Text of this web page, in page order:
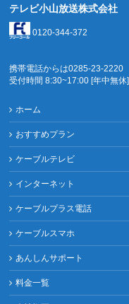
テレビ小山放送株式会社
0120-344-372
携帯電話からは0285-23-2220
受付時間 8:30~17:00 [年中無休]
ホーム
おすすめプラン
ケーブルテレビ
インターネット
ケーブルプラス電話
ケーブルスマホ
あんしんサポート
料金一覧